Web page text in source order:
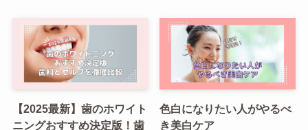
【2025最新】歯のホワイト
ニングおすすめ決定版！歯
色白になりたい人がやるべ
き美白ケア